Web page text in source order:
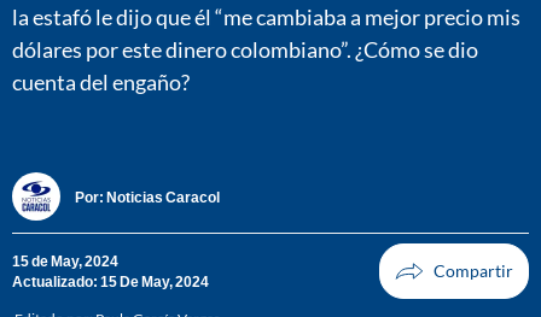
la estafó le dijo que él “me cambiaba a mejor precio mis
dólares por este dinero colombiano”. ¿Cómo se dio
cuenta del engaño?
Por: Noticias Caracol
15 de May, 2024
Actualizado: 15 De May, 2024